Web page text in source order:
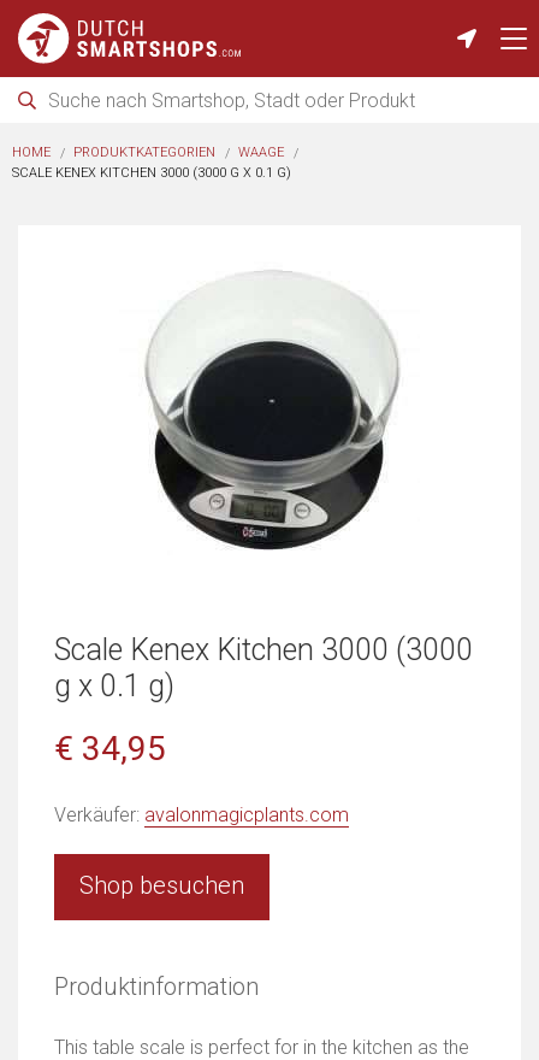
HOME PRODUKTKATEGORIEN
WAAGE
SCALE KENEX KITCHEN 3000 (3000 G X 0.1 G)
Scale Kenex Kitchen 3000 (3000
g x 0.1 g)
€ 34,95
Verkäufer: avalonmagicplants.com
Shop besuchen
Produktinformation
This table scale is perfect for in the kitchen as the